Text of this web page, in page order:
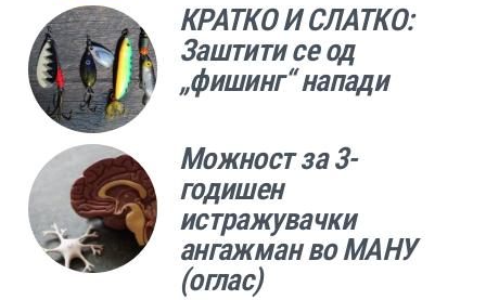
КРАТКО И СЛАТКО:
Заштити се од
„фишинг“ напади
Можност за 3-
годишен
истражувачки
ангажман во МАНУ
(оглас)